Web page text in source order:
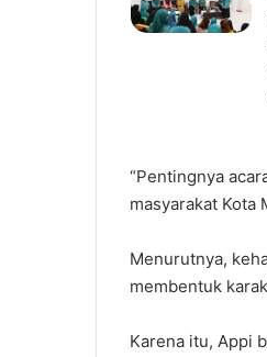
“Pentingnya
masyarakat Kota
Menurutnya,
membentuk
Karena itu, Appi